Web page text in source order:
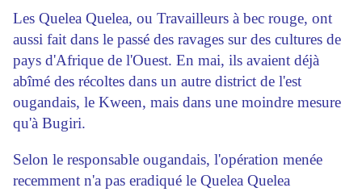
Les Quelea Quelea, ou Travailleurs à bec rouge, ont
aussi fait dans le passé des ravages sur des cultures de
pays d'Afrique de l'Ouest. En mai, ils avaient déjà
abîmé des récoltes dans un autre district de l'est
ougandais, le Kween, mais dans une moindre mesure
qu'à Bugiri.
Selon le responsable ougandais, l'opération menée
recemment n'a pas eradiqué le Quelea Quelea